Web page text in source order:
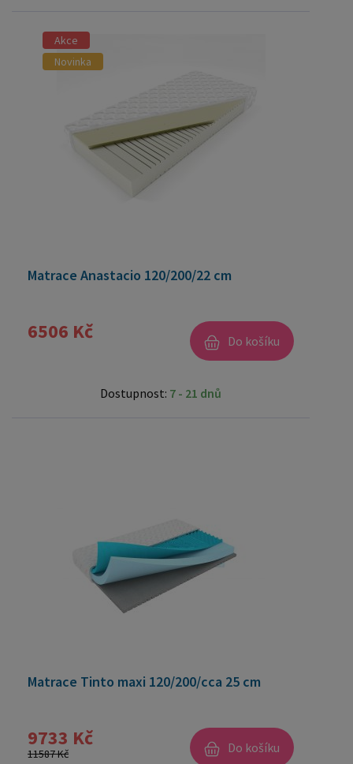
Akce
Novinka
Matrace Anastacio 120/200/22 cm
6506 Kč Do košíku
Dostupnost: 7 - 21 dnů
Matrace Tinto maxi 120/200/cca 25 cm
9733 Kč
11587 Kč Do košíku